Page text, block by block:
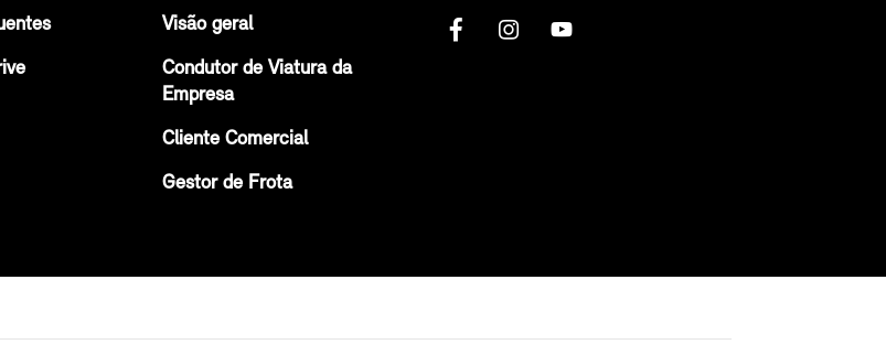
Visão geral
Condutor de Viatura da
Empresa
Cliente Comercial
Gestor de Frota